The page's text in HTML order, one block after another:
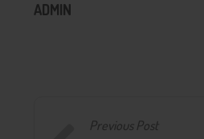
ADMIN
Previous Post